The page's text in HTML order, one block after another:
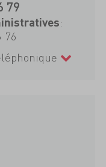
79
:
76